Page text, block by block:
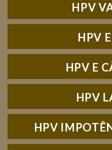
HPV
HPV
HPV E
HPV
HPV